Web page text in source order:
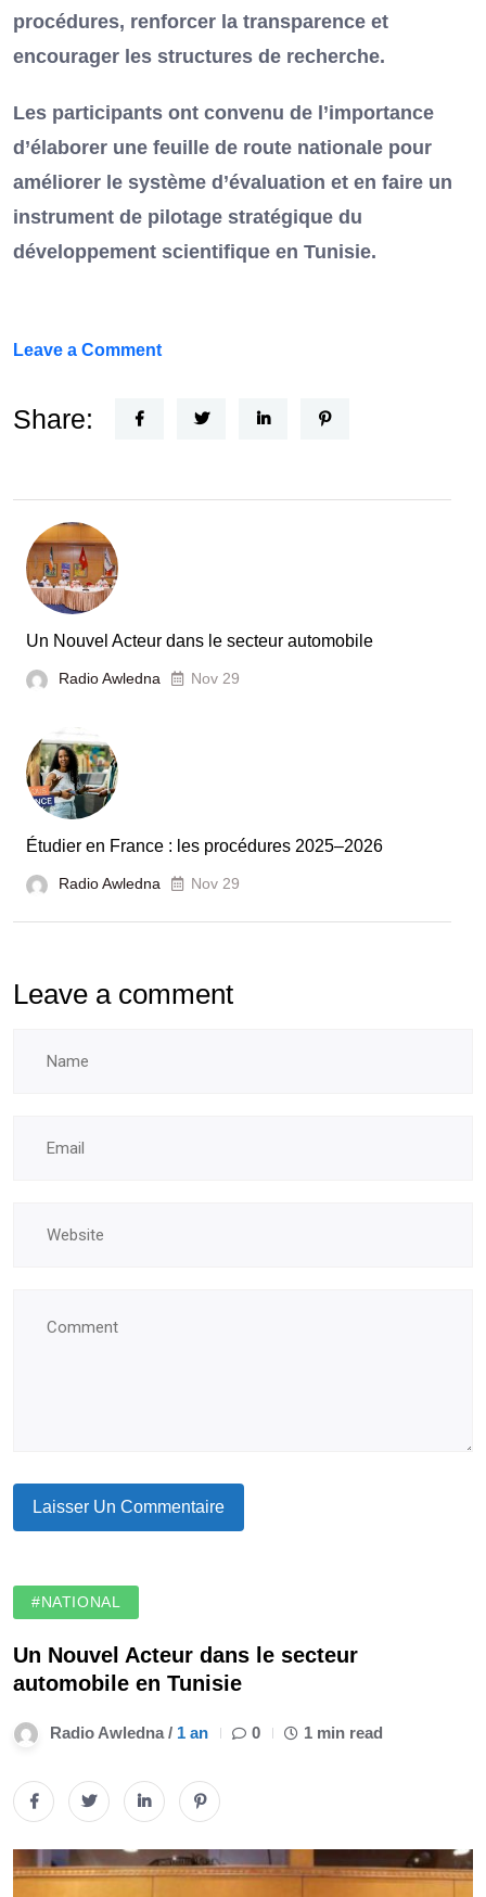
procédures, renforcer la transparence et
encourager les structures de recherche.
Les participants ont convenu de l’importance
d’élaborer une feuille de route nationale pour
améliorer le système d’évaluation et en faire un
instrument de pilotage stratégique du
développement scientifique en Tunisie.
Leave a Commenton
Horizon
la
France
et
écoles
Share:
Un Nouvel Acteur dans le secteur automobile
Radio Awledna Nov 29
Étudier en France : les procédures 2025–2026
Radio Awledna Nov 29
Leave a comment
#NATIONAL
Un Nouvel Acteur dans le secteur
automobile en Tunisie
Radio Awledna / 1 an 0 1 min read